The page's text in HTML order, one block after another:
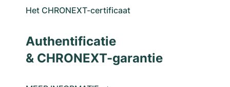
Het CHRONEXT-certificaat
Authentificatie
& CHRONEXT-garantie